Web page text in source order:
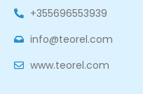
+355696553939
info@teorel.com
www.teorel.com